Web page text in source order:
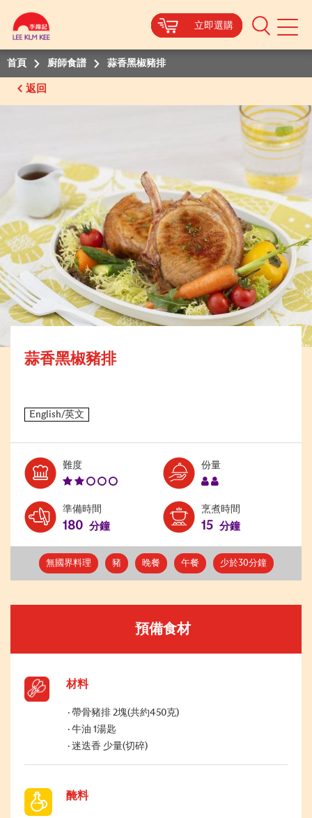
立即選購
Mobile
立即選購
立即選購
立即選購
立即選購
首頁 廚師食譜 蒜香黑椒豬排
返回
蒜香黑椒豬排
難度Level:
份量Serves:
準備時間
180 分鐘
烹煮時間
15 分鐘
無國界料理 豬 晚餐 午餐 少於30分鐘
預備食材
材料
帶骨豬排 2塊(共約450克)
牛油 1湯匙
迷迭香 少量(切碎)
醃料